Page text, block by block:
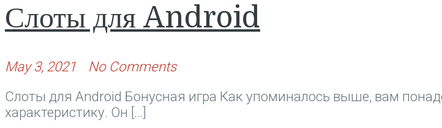
Слоты для Android
May 3, 2021 No Comments
Слоты для Android Бонусная игра Как упоминалось выше, вам
характеристику. Он […]